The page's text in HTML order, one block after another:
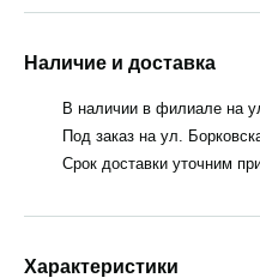
Наличие и доставка
В наличии в филиале на
Под заказ на ул.
Срок доставки уточним
Характеристики